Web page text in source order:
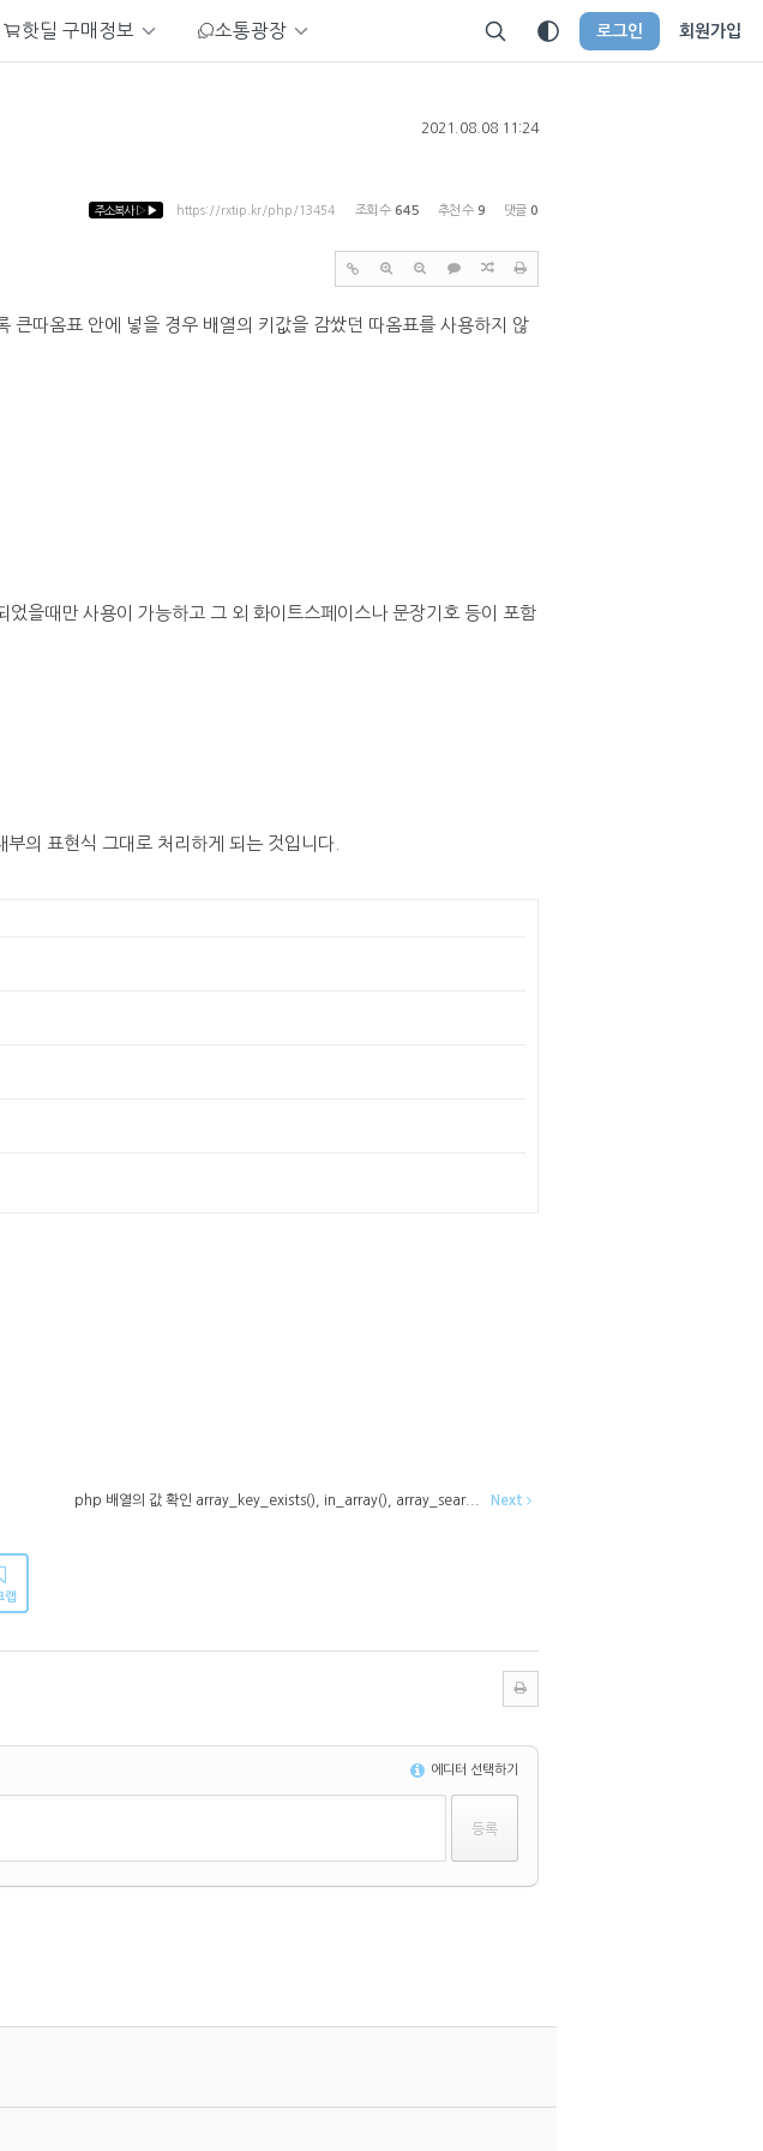
핫딜 구매정보 소통광장 로그인 회원가입
2021.08.08 11:24
주소복사 ▷▶ https://rxtip.kr/php/13454 조회 수 645 추천 수 9 댓글 0
큰따옴표 안에 넣을 경우 배열의 키값을 감쌌던 따옴표를 사용하지 않
을때만 사용이 가능하고 그 외 화이트스페이스나 문장기호 등이 포함
의 표현식 그대로 처리하게 되는 것입니다.
php 배열의 값 확인 array_key_exists(), in_array(), array_sear... Next
랩
에디터 선택하기